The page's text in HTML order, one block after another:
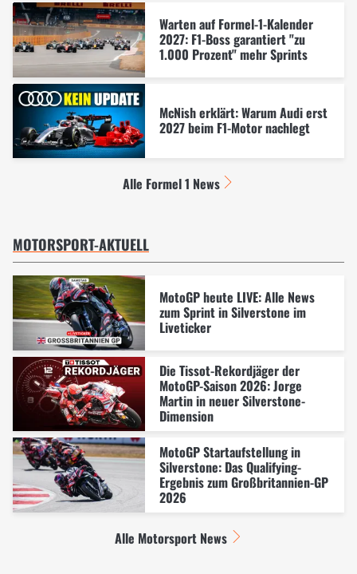
Warten auf Formel-1-Kalender
2027: F1-Boss garantiert "zu
1.000 Prozent" mehr Sprints
McNish erklärt: Warum Audi erst
2027 beim F1-Motor nachlegt
Alle Formel 1 News
MOTORSPORT-AKTUELL
MotoGP heute LIVE: Alle News
zum Sprint in Silverstone im
Liveticker
Die Tissot-Rekordjäger der
MotoGP-Saison 2026: Jorge
Martin in neuer Silverstone-
Dimension
MotoGP Startaufstellung in
Silverstone: Das Qualifying-
Ergebnis zum Großbritannien-GP
2026
Alle Motorsport News